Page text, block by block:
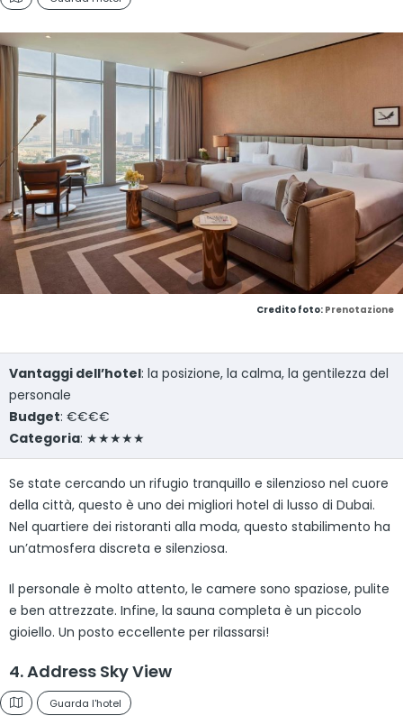
Credito foto: Prenotazione
Vantaggi dell’hotel: la posizione, la calma, la gentilezza del
personale
Budget: €€€€
Categoria: ★★★★★
Se state cercando un rifugio tranquillo e silenzioso nel cuore
della città, questo è uno dei migliori hotel di lusso di Dubai.
Nel quartiere dei ristoranti alla moda, questo stabilimento ha
un’atmosfera discreta e silenziosa.
Il personale è molto attento, le camere sono spaziose, pulite
e ben attrezzate. Infine, la sauna completa è un piccolo
gioiello. Un posto eccellente per rilassarsi!
4. Address Sky View
Guarda l'hotel